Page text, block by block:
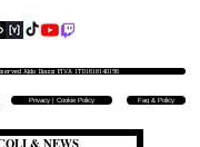
Aldo Diazzi P.IVA IT01618140196
Faq & Policy
Privacy | Cookie Policy